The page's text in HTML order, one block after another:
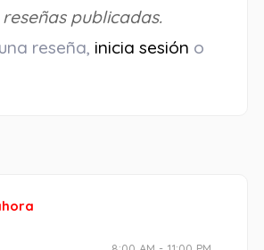
publicadas.
reseña, inicia sesión o